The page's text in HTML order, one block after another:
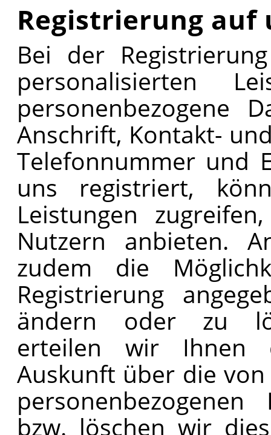
Registrierung auf
Bei der
personalisierten
personenbezogene
Anschrift, Kontakt-
Telefonnummer und
uns registriert,
Leistungen
Nutzern anbieten.
zudem die
Registrierung
ändern oder zu
erteilen wir Ihnen
Auskunft über die
bzw. löschen wir